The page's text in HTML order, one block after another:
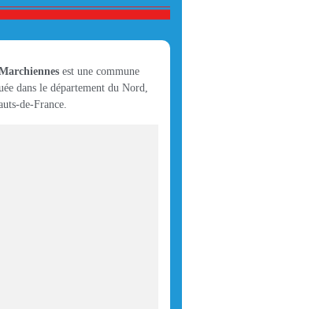
est une commune
dans le département du Nord,
de-France.